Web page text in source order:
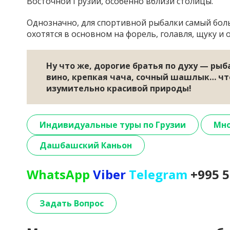
Однозначно, для спортивной рыбалки самый
охотятся в основном на форель, голавля, щуку и
Ну что же, дорогие братья по духу —
вино, крепкая чача, сочный шашлык…
изумительно красивой природы!
Индивидуальные туры по Грузии
Дашбашский Каньон
WhatsApp Viber Telegram +995
Задать Вопрос